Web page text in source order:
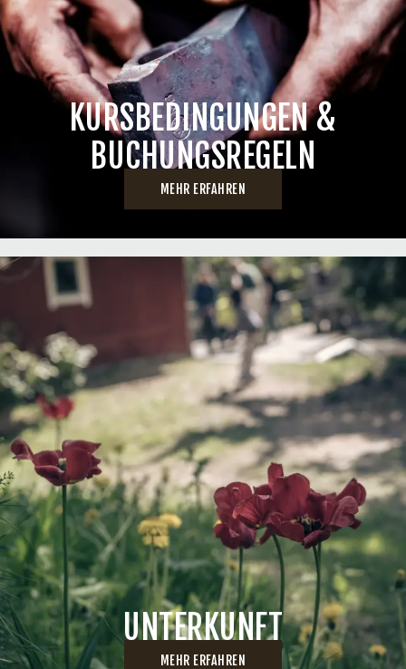
KURSBEDINGUNGEN &
BUCHUNGSREGELN
MEHR ERFAHREN
UNTERKUNFT
MEHR ERFAHREN